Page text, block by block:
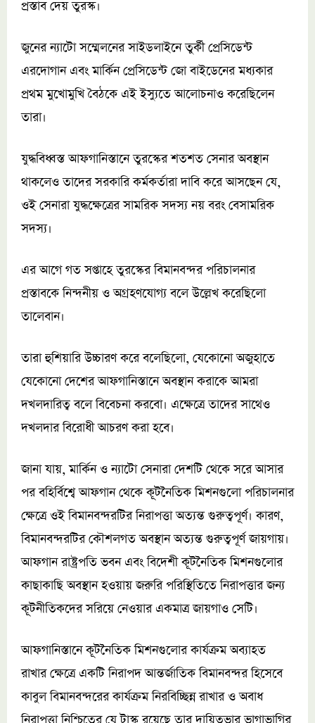
প্রস্তাব দেয় তুরস্ক।
জুনের ন্যাটো সম্মেলনের সাইডলাইনে তুর্কী প্রেসিডেন্ট
এরদোগান এবং মার্কিন প্রেসিডেন্ট জো বাইডেনের মধ্যকার
প্রথম মুখোমুখি বৈঠকে এই ইস্যুতে আলোচনাও করেছিলেন
তারা।
যুদ্ধবিধ্বস্ত আফগানিস্তানে তুরস্কের শতশত সেনার অবস্থান
থাকলেও তাদের সরকারি কর্মকর্তারা দাবি করে আসছেন যে,
ওই সেনারা যুদ্ধক্ষেত্রের সামরিক সদস্য নয় বরং বেসামরিক
সদস্য।
এর আগে গত সপ্তাহে তুরস্কের বিমানবন্দর পরিচালনার
প্রস্তাবকে নিন্দনীয় ও অগ্রহণযোগ্য বলে উল্লেখ করেছিলো
তালেবান।
তারা হুশিয়ারি উচ্চারণ করে বলেছিলো, যেকোনো অজুহাতে
যেকোনো দেশের আফগানিস্তানে অবস্থান করাকে আমরা
দখলদারিত্ব বলে বিবেচনা করবো। এক্ষেত্রে তাদের সাথেও
দখলদার বিরোধী আচরণ করা হবে।
জানা যায়, মার্কিন ও ন্যাটো সেনারা দেশটি থেকে সরে আসার
পর বহির্বিশ্বে আফগান থেকে কূটনৈতিক মিশনগুলো পরিচালনার
ক্ষেত্রে ওই বিমানবন্দরটির নিরাপত্তা অত্যন্ত গুরুত্বপূর্ণ। কারণ,
বিমানবন্দরটির কৌশলগত অবস্থান অত্যন্ত গুরুত্বপূর্ণ জায়গায়।
আফগান রাষ্ট্রপতি ভবন এবং বিদেশী কূটনৈতিক মিশনগুলোর
কাছাকাছি অবস্থান হওয়ায় জরুরি পরিস্থিতিতে নিরাপত্তার জন্য
কূটনীতিকদের সরিয়ে নেওয়ার একমাত্র জায়গাও সেটি।
আফগানিস্তানে কূটনৈতিক মিশনগুলোর কার্যক্রম অব্যাহত
রাখার ক্ষেত্রে একটি নিরাপদ আন্তর্জাতিক বিমানবন্দর হিসেবে
কাবুল বিমানবন্দরের কার্যক্রম নিরবিচ্ছিন্ন রাখার ও অবাধ